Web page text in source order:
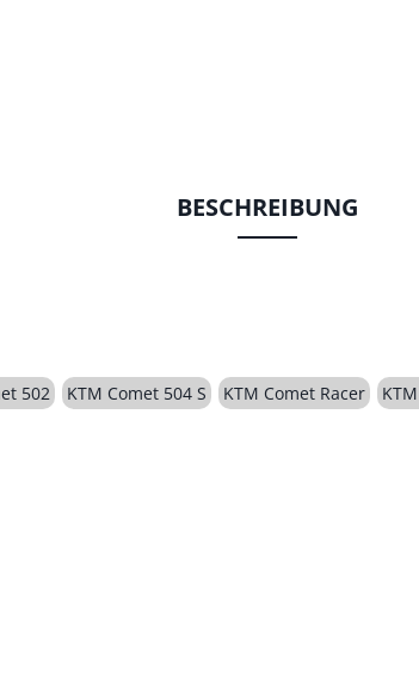
BESCHREIBUNG
502 KTM Comet 504 S KTM Comet Racer